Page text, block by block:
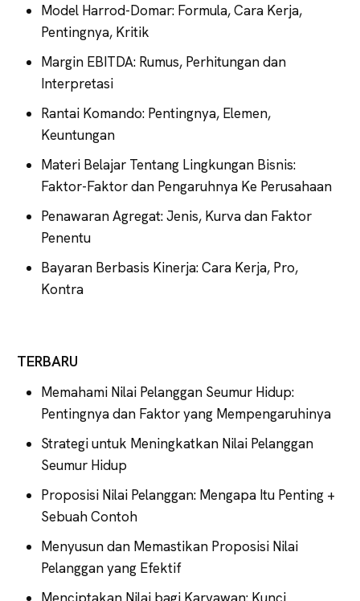
Model Harrod-Domar: Formula, Cara Kerja,
Pentingnya, Kritik
Margin EBITDA: Rumus, Perhitungan dan
Interpretasi
Rantai Komando: Pentingnya, Elemen,
Keuntungan
Materi Belajar Tentang Lingkungan Bisnis:
Faktor-Faktor dan Pengaruhnya Ke Perusahaan
Penawaran Agregat: Jenis, Kurva dan Faktor
Penentu
Bayaran Berbasis Kinerja: Cara Kerja, Pro,
Kontra
TERBARU
Memahami Nilai Pelanggan Seumur Hidup:
Pentingnya dan Faktor yang Mempengaruhinya
Strategi untuk Meningkatkan Nilai Pelanggan
Seumur Hidup
Proposisi Nilai Pelanggan: Mengapa Itu Penting +
Sebuah Contoh
Menyusun dan Memastikan Proposisi Nilai
Pelanggan yang Efektif